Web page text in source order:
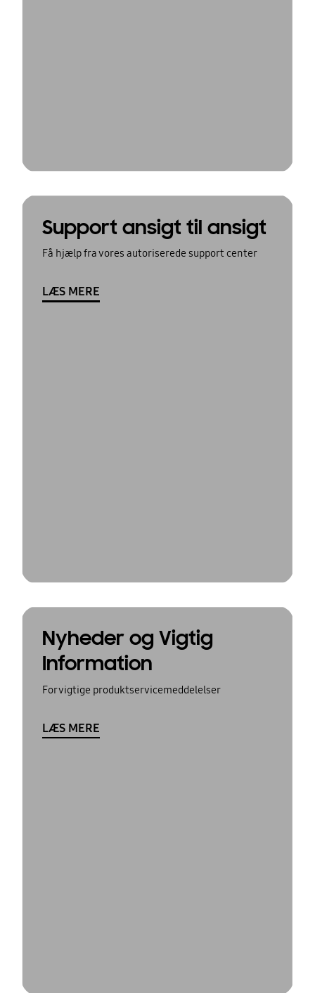
Support ansigt til ansigt
Få hjælp fra vores autoriserede support center
LÆS MERE
Nyheder og Vigtig
Information
For vigtige produktservicemeddelelser
LÆS MERE